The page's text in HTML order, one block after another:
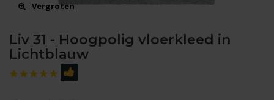
Vergroten
Liv 31 - Hoogpolig vloerkleed in
Lichtblauw